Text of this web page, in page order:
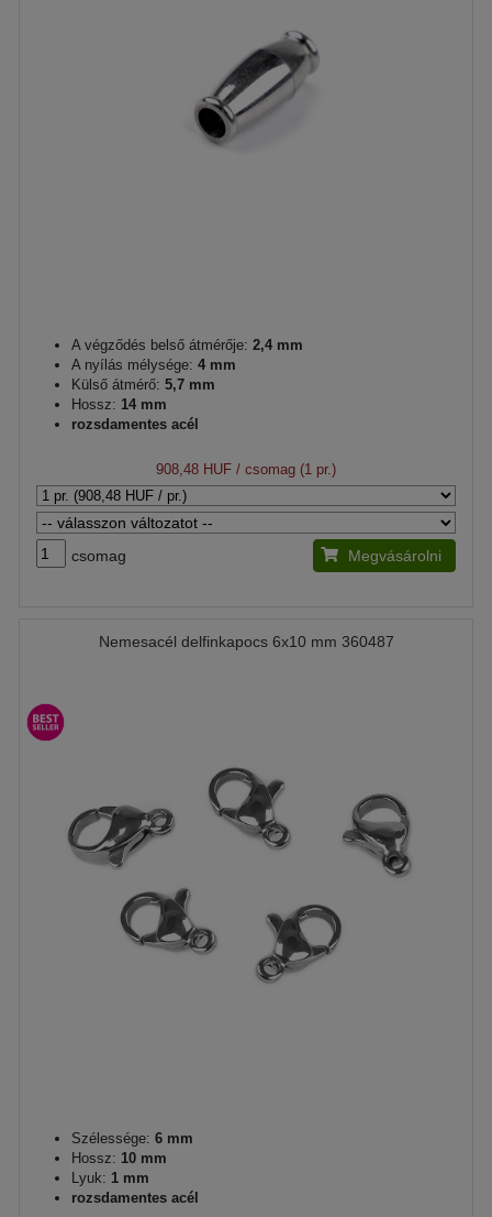
A végződés belső átmérője: 2,4 mm
A nyílás mélysége: 4 mm
Külső átmérő: 5,7 mm
Hossz: 14 mm
rozsdamentes acél
908,48 HUF / csomag (1 pr.)
csomag Megvásárolni
Nemesacél delfinkapocs 6x10 mm 360487
Szélessége: 6 mm
Hossz: 10 mm
Lyuk: 1 mm
rozsdamentes acél